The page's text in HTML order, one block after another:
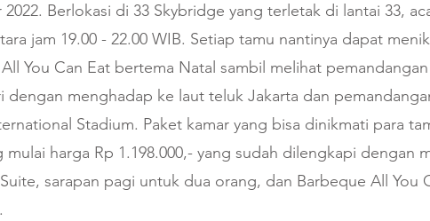
2022. Berlokasi di 33 Skybridge yang terletak di lantai 33,
jam 19.00 - 22.00 WIB. Setiap tamu nantinya dapat
You Can Eat bertema Natal sambil melihat
dengan menghadap ke laut teluk Jakarta dan
Stadium. Paket kamar yang bisa dinikmati para
mulai harga Rp 1.198.000,- yang sudah dilengkapi dengan
sarapan pagi untuk dua orang, dan Barbeque All You